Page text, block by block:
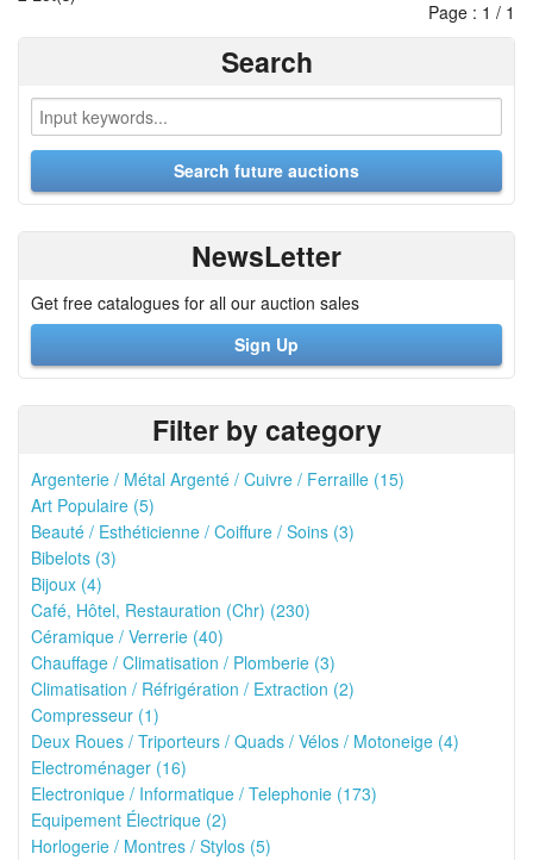
Page : 1 / 1
Search
NewsLetter
Get free catalogues for all our auction sales
Sign Up
Filter by category
Argenterie / Métal Argenté / Cuivre / Ferraille (15)
Art Populaire (5)
Beauté / Esthéticienne / Coiffure / Soins (3)
Bibelots (3)
Bijoux (4)
Café, Hôtel, Restauration (Chr) (230)
Céramique / Verrerie (40)
Chauffage / Climatisation / Plomberie (3)
Climatisation / Réfrigération / Extraction (2)
Compresseur (1)
Deux Roues / Triporteurs / Quads / Vélos / Motoneige (4)
Electroménager (16)
Electronique / Informatique / Telephonie (173)
Equipement Électrique (2)
Horlogerie / Montres / Stylos (5)